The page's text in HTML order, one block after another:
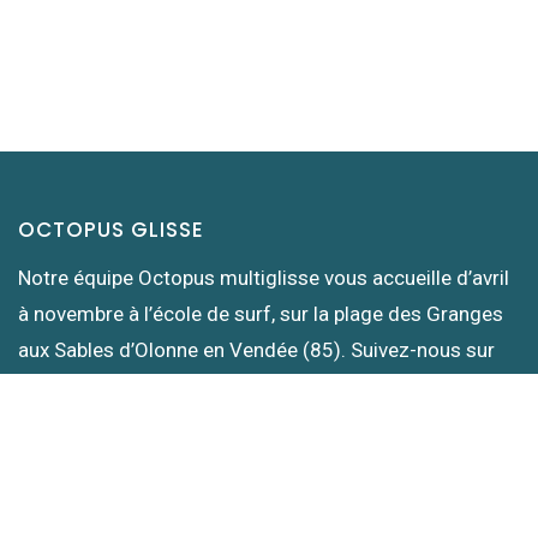
OCTOPUS GLISSE
Notre équipe Octopus multiglisse vous accueille d’avril
à novembre à l’école de surf, sur la plage des Granges
aux Sables d’Olonne en Vendée (85). Suivez-nous sur